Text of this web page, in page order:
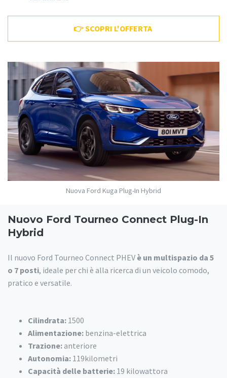
👉 SCOPRI L'OFFERTA
Nuova Ford Kuga Plug-In Hybrid
Nuovo Ford Tourneo Connect Plug-In
Hybrid
Il nuovo Ford Tourneo Connect PHEV è un multispazio da 5
o 7 posti, ideale per chi è alla ricerca di un veicolo comodo,
pratico e versatile.
Cilindrata: 1500
Alimentazione: benzina-elettrica
Trazione:anteriore
Autonomia: 119kilometri
Capacità delle batterie: 19 kilowattora